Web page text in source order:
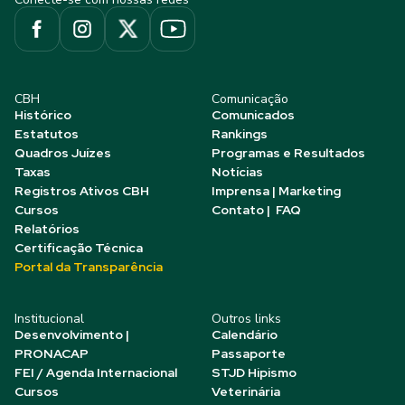
CBH
Histórico
Estatutos
Quadros Juízes
Taxas
Registros Ativos CBH
Cursos
Relatórios
Certificação Técnica
Portal da Transparência
Comunicação
Comunicados
Rankings
Programas e Resultados
Notícias
Imprensa | Marketing
Contato | FAQ
Institucional
Desenvolvimento |
PRONACAP
FEI / Agenda Internacional
Cursos
Outros links
Calendário
Passaporte
STJD Hipismo
Veterinária